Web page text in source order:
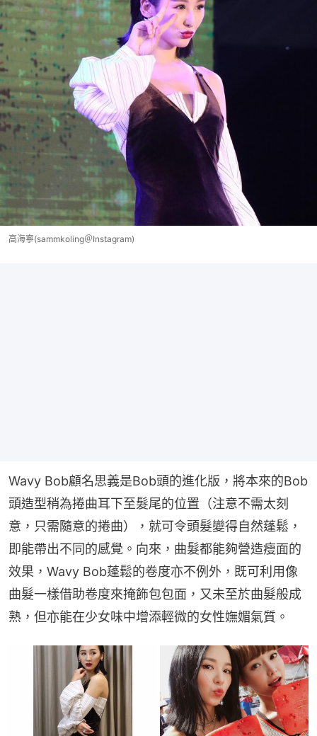
高海寧(sammkoling＠Instagram)
Wavy Bob顧名思義是Bob頭的進化版，將本來的Bob
頭造型稍為捲曲耳下至髮尾的位置（注意不需太刻
意，只需隨意的捲曲），就可令頭髮變得自然蓬鬆，
即能帶出不同的感覺。向來，曲髮都能夠營造瘦面的
效果，Wavy Bob蓬鬆的卷度亦不例外，既可利用像
曲髮一樣借助卷度來掩飾包包面，又未至於曲髮般成
熟，但亦能在少女味中增添輕微的女性嫵媚氣質。